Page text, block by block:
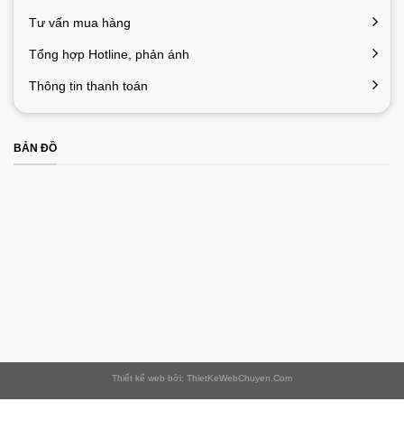
Tư vấn mua hàng
Tổng hợp Hotline, phản ánh
Thông tin thanh toán
BẢN ĐỒ
Thiết kế web bởi: ThietKeWebChuyen.Com